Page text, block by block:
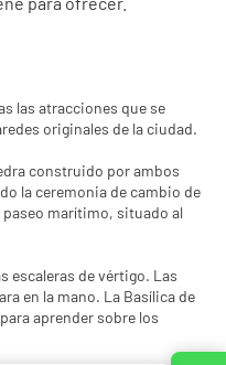
las atracciones que se
originales de la ciudad.
construido por ambos
la ceremonia de cambio de
paseo marítimo, situado al
escaleras de vértigo. Las
en la mano. La Basílica de
aprender sobre los